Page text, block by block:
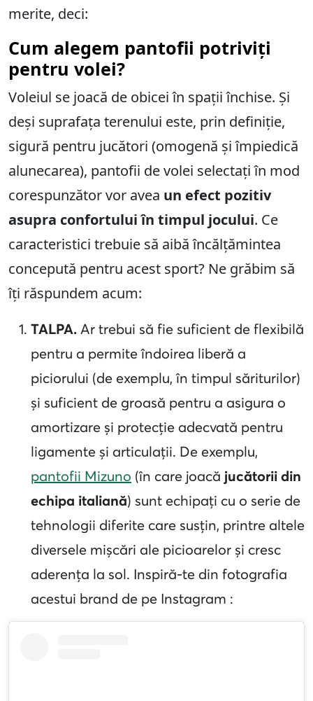
merite, deci:
Cum alegem pantofii potriviți
pentru volei?
Voleiul se joacă de obicei în spații închise. Și
deși suprafața terenului este, prin definiție,
sigură pentru jucători (omogenă și împiedică
alunecarea), pantofii de volei selectați în mod
corespunzător vor avea un efect pozitiv
asupra confortului în timpul jocului. Ce
caracteristici trebuie să aibă încălțămintea
concepută pentru acest sport? Ne grăbim să
îți răspundem acum:
TALPA. Ar trebui să fie suficient de flexibilă
pentru a permite îndoirea liberă a
piciorului (de exemplu, în timpul săriturilor)
și suficient de groasă pentru a asigura o
amortizare și protecție adecvată pentru
ligamente și articulații. De exemplu,
pantofii Mizuno (în care joacă jucătorii din
echipa italiană) sunt echipați cu o serie de
tehnologii diferite care susțin, printre altele
diversele mișcări ale picioarelor și cresc
aderența la sol. Inspiră-te din fotografia
acestui brand de pe Instagram :